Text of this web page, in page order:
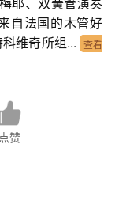
自法国的木管好
维奇所组... 查看
点赞